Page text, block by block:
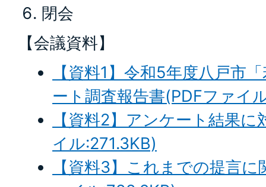
閉会
【会議資料】
【資料1】令和5年度八戸市
ート調査報告書(PDFファイ
【資料2】アンケート結果
イル:271.3KB)
【資料3】これまでの提言